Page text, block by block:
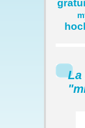
La
"